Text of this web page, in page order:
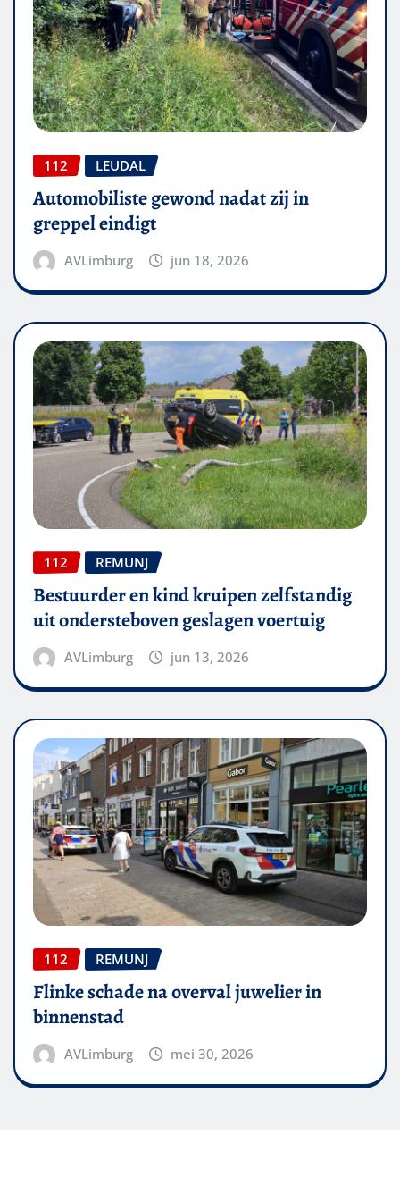
112 LEUDAL
Automobiliste gewond nadat zij in
greppel eindigt
AVLimburg jun 18, 2026
112 REMUNJ
Bestuurder en kind kruipen zelfstandig
uit ondersteboven geslagen voertuig
AVLimburg jun 13, 2026
112 REMUNJ
Flinke schade na overval juwelier in
binnenstad
AVLimburg mei 30, 2026